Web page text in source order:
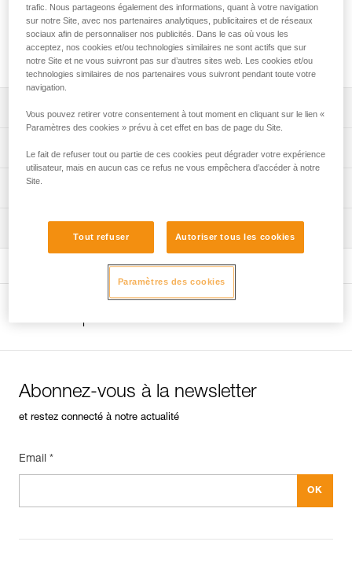
Crochet de progression à ouverture étroite
Crochet de progression à ouverture étroite.
l’escalade artificielle.
Permet de crocheter réglettes et grattons.
Matière(s): crochet en acier, sangle en Dyneema® et
Poids: 38 g
Conditionnement : 1
Informations techniques
Voir tous les contenus techniques
Autres produits
Abonnez-vous à la newsletter
et restez connecté à notre actualité
Email *
trafic. Nous partageons également des informations, quant à votre navigation
sur notre Site, avec nos partenaires analytiques, publicitaires et de réseaux
sociaux afin de personnaliser nos publicités. Dans le cas où vous les
acceptez, nos cookies et/ou technologies similaires ne sont actifs que sur
notre Site et ne vous suivront pas sur d’autres sites web. Les cookies et/ou
technologies similaires de nos partenaires vous suivront pendant toute votre
navigation.
Vous pouvez retirer votre consentement à tout moment en cliquant sur le lien «
Paramètres des cookies » prévu à cet effet en bas de page du Site.
Le fait de refuser tout ou partie de ces cookies peut dégrader votre expérience
utilisateur, mais en aucun cas ce refus ne vous empêchera d’accéder à notre
Site.
Tout refuser Autoriser tous les cookies
Paramètres des cookies